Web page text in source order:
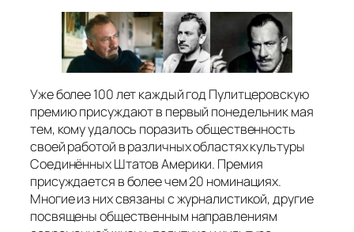
Уже более 100 лет каждый год Пулитцеровскую
премию присуждают в первый понедельник мая
тем, кому удалось поразить общественность
своей работой в различных областях культуры
Соединённых Штатов Америки. Премия
присуждается в более чем 20 номинациях.
Многие из них связаны с журналистикой, другие
посвящены общественным направлениям